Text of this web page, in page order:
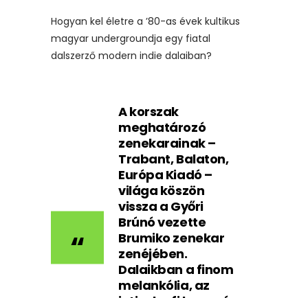
Hogyan kel életre a ’80-as évek kultikus
magyar undergroundja egy fiatal
dalszerző modern indie dalaiban?
A korszak
meghatározó
zenekarainak –
Trabant, Balaton,
Európa Kiadó –
világa köszön
vissza a Győri
Brúnó vezette
Brumiko zenekar
zenéjében.
Dalaikban a finom
melankólia, az